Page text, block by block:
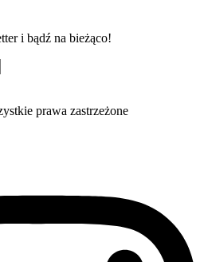
i bądź na bieżąco!
prawa zastrzeżone